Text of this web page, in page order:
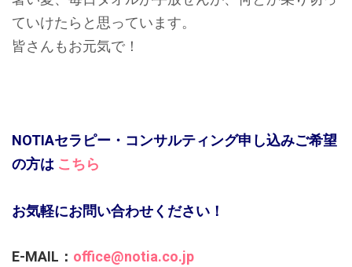
ていけたらと思っています。
皆さんもお元気で！
NOTIAセラピー・コンサルティング申し込みご希望
の方は こちら
お気軽にお問い合わせください！
E-MAIL： office@notia.co.jp